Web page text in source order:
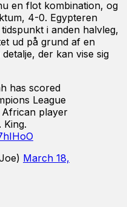
en flot kombination, og
4-0. Egypteren
i anden halvleg,
ud på grund af en
der kan vise sig
has scored
League
African player
King.
March 18,